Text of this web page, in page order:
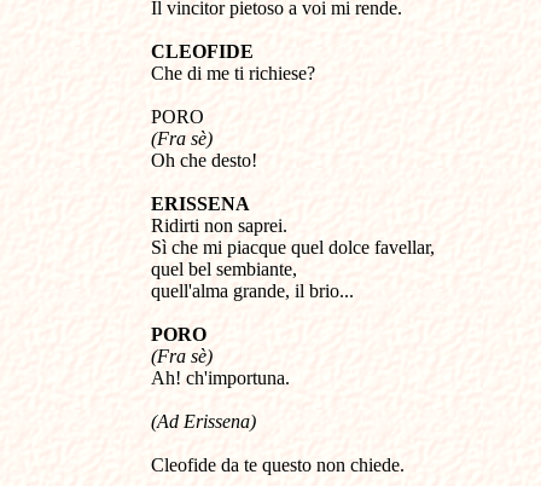
Il vincitor pietoso a voi mi rende.
CLEOFIDE
Che di me ti richiese?
PORO
(Fra sè)
Oh che desto!
ERISSENA
Ridirti non saprei.
Sì che mi piacque quel dolce favellar,
quel bel sembiante,
quell'alma grande, il brio...
PORO
(Fra sè)
Ah! ch'importuna.
(Ad Erissena)
Cleofide da te questo non chiede.